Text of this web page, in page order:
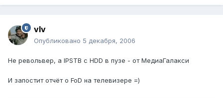
vIv
Опубликовано 5 декабря, 2006
Не револьвер, а IPSTB с HDD в пузе - от МедиаГалакси
И запостит отчёт о FoD на телевизере =)